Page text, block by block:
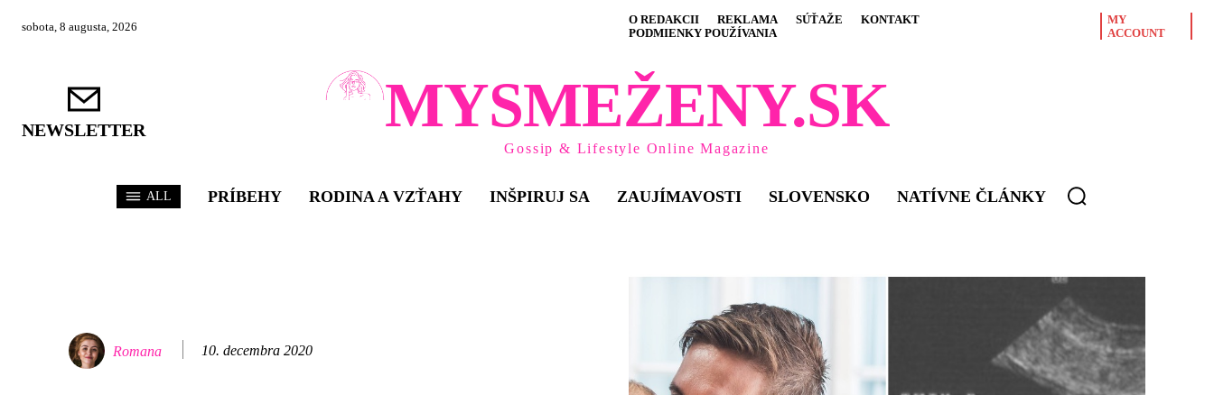
sobota, 8 augusta, 2026 O REDAKCII REKLAMA SÚŤAŽE
KONTAKT
PODMIENKY POUŽÍVANIA
MY
ACCOUNT
NEWSLETTER MYSMEŽENY.SK
Gossip & Lifestyle Online Magazine
ALL PRÍBEHY RODINA A VZŤAHY INŠPIRUJ SA ZAUJÍMAVOSTI SLOVENSKO NATÍVNE ČLÁNKY
Romana 10. decembra 2020